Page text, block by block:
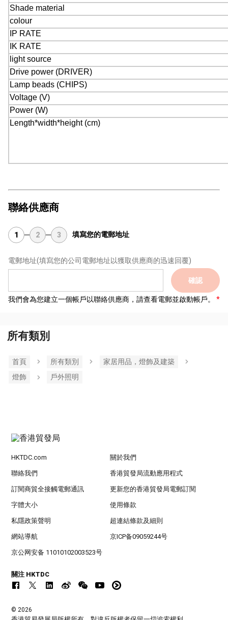
Shade material
colour
IP RATE
IK RATE
light source
Drive power (DRIVER)
Lamp beads (CHIPS)
Voltage (V)
Power (W)
Length*width*height (cm)
聯絡供應商
1 2 3 填寫您的電郵地址
電郵地址(填寫您的公司電郵地址以獲取供應商的迅速回覆)
確認
我們會為您建立一個帳戶以聯絡供應商，請查看電郵並啟動帳戶。
所有類別
首頁 所有類別
家居用品，燈飾及建築
燈飾
戶外照明
HKTDC.com 關於我們
聯絡我們 香港貿發局流動應用程式
訂閱商貿全接觸電郵通訊 更新您的香港貿發局電郵訂閱
字體大小 使用條款
私隱政策聲明 超連結條款及細則
網站導航 京ICP备09059244号
京公网安备 11010102003523号
關注 HKTDC
© 2026